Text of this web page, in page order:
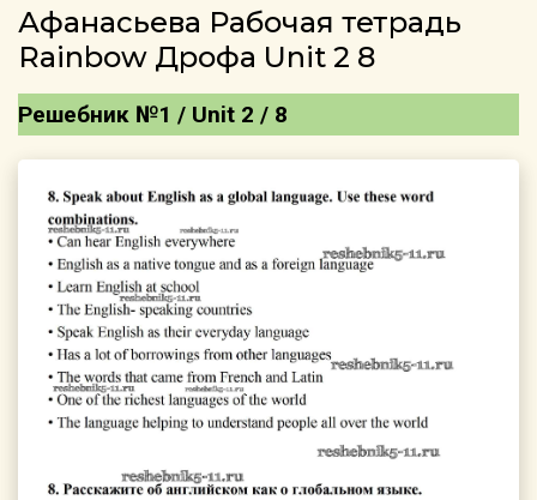
Афанасьева Рабочая тетрадь
Rainbow Дрофа Unit 2 8
Решебник №1 / Unit 2 / 8